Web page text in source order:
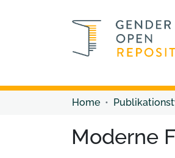
Home
Moderne